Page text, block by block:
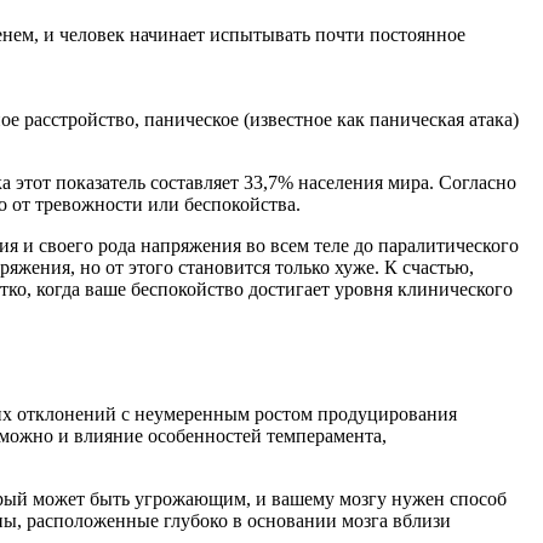
и человек начинает испытывать почти постоянное
паническое (известное как паническая атака)
показатель составляет 33,7% населения мира. Согласно
тревожности или беспокойства.
и своего рода напряжения во всем теле до паралитического
но от этого становится только хуже. К счастью,
когда ваше беспокойство достигает уровня клинического
отклонений с неумеренным ростом продуцирования
и влияние особенностей темперамента,
может быть угрожающим, и вашему мозгу нужен способ
расположенные глубоко в основании мозга вблизи